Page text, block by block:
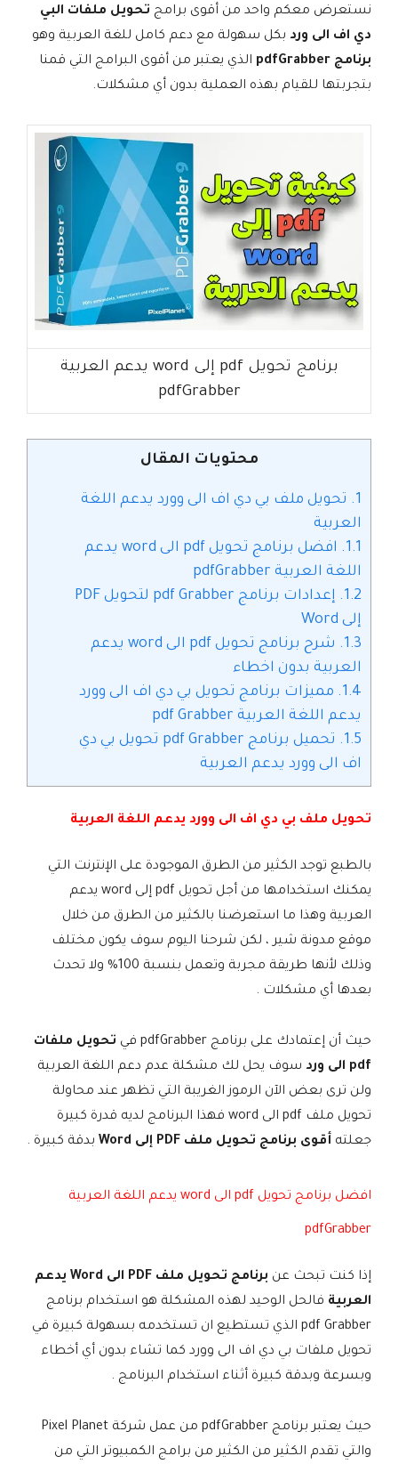
نستعرض معكم واحد من أقوى برامجتحويل ملفات البي
دي اف الى وردبكل سهولة مع دعم كامل للغة العربية وهو
برنامج pdfGrabber
الذي يعتبر من أقوى البرامج التي قمنا
بتجربتها للقيام بهذه العملية بدون أي مشكلات.
برنامج تحويل pdf إلى word يدعم العربية
pdfGrabber
محتويات المقال
تحويل ملف بي دي اف الى وورد يدعم اللغة
العربية
1.1.
افضل برنامج تحويل pdf الى word يدعم
اللغة العربية pdfGrabber
1.2.
إعدادات برنامج pdf Grabber لتحويل PDF
إلى Word
1.3.
شرح برنامج تحويل pdf الى word يدعم
العربية بدون اخطاء
1.4. مميزات برنامج تحويل بي دي اف الى وورد
يدعم اللغة العربية pdf Grabber
1.5.
تحميل برنامج pdf Grabber تحويل بي دي
اف الى وورد يدعم العربية
تحويل ملف بي دي اف الى وورد يدعم اللغة العربية
بالطبع توجد الكثير من الطرق الموجودة على الإنترنت التي
يمكنك استخدامها من أجل تحويل pdf إلى word يدعم
العربية وهذا ما استعرضنا بالكثير من الطرق من خلال
موقع مدونة شير ، لكن شرحنا اليوم سوف يكون مختلف
وذلك لأنها طريقة مجربة وتعمل بنسبة 100% ولا تحدث
بعدها أي مشكلات .
حيث أن إعتمادك على برنامج pdfGrabber في
تحويل ملفات
pdf الى ورد
سوف يحل لك مشكلة عدم دعم اللغة العربية
ولن ترى بعض الآن الرموز الغريبة التي تظهر عند محاولة
تحويل ملف pdf الى word فهذا البرنامج لديه قدرة كبيرة
جعلتهأقوى برنامج تحويل ملف PDF إلى Word بدقة كبيرة .
افضل برنامج تحويل pdf الى word يدعم اللغة العربية
pdfGrabber
إذا كنت تبحث عن
برنامج تحويل ملف PDF الى Word يدعم
العربيةفالحل الوحيد لهذه المشكلة هو استخدام برنامج
pdf Grabber الذي تستطيع ان تستخدمه بسهولة كبيرة في
تحويل ملفات بي دي اف الى وورد كما تشاء بدون أي أخطاء
وبسرعة وبدقة كبيرة أثناء استخدام البرنامج .
حيث يعتبر برنامج pdfGrabber من عمل شركة Pixel Planet
والتي تقدم الكثير من الكثير من برامج الكمبيوتر التي من